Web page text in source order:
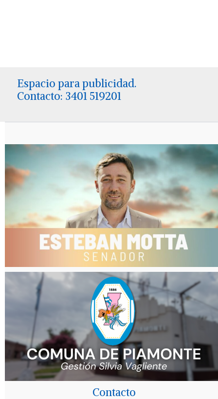
Espacio para publicidad.
Contacto: 3401 519201
Contacto